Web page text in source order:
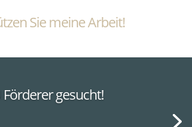
Sie meine Arbeit!
Förderer gesucht!